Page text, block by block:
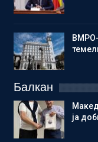
Балкан
ја